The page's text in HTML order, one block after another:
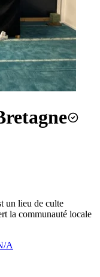
un lieu de culte
la communauté locale
A